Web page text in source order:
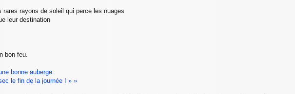
rayons de soleil qui perce les nuages
leur destination
bon feu.
bonne auberge.
le fin de la journée ! » »